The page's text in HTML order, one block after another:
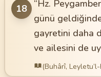
18 “Hz.
günü
gayretini daha
ve ailesini de
(Buhârî,